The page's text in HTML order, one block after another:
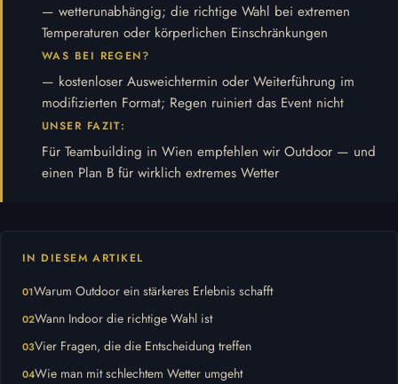
— wetterunabhängig; die richtige Wahl bei extremen
Temperaturen oder körperlichen Einschränkungen
WAS BEI REGEN?
— kostenloser Ausweichtermin oder Weiterführung im
modifizierten Format; Regen ruiniert das Event nicht
UNSER FAZIT:
Für Teambuilding in Wien empfehlen wir Outdoor — und
einen Plan B für wirklich extremes Wetter
IN DIESEM ARTIKEL
Warum Outdoor ein stärkeres Erlebnis schafft
Wann Indoor die richtige Wahl ist
Vier Fragen, die die Entscheidung treffen
Wie man mit schlechtem Wetter umgeht